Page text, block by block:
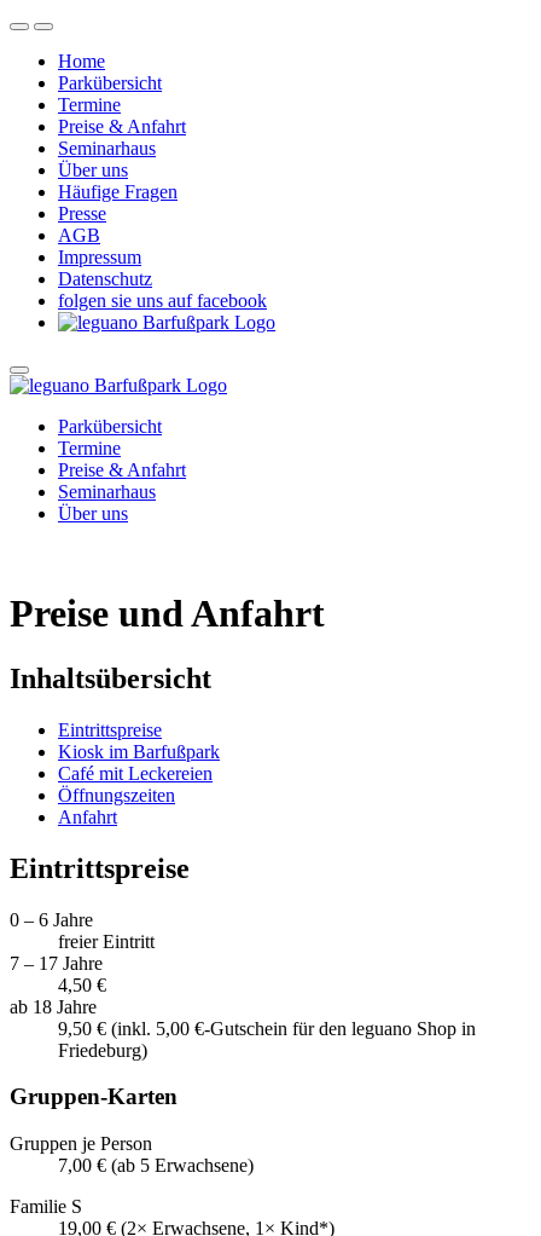
Home
Parkübersicht
Termine
Preise & Anfahrt
Seminarhaus
Über uns
Häufige Fragen
Presse
AGB
Impressum
Datenschutz
folgen sie uns auf facebook
Parkübersicht
Termine
Preise & Anfahrt
Seminarhaus
Über uns
Preise und Anfahrt
Inhaltsübersicht
Eintrittspreise
Kiosk im Barfußpark
Café mit Leckereien
Öffnungszeiten
Anfahrt
Eintrittspreise
0 – 6 Jahre
freier Eintritt
7 – 17 Jahre
4,50 €
ab 18 Jahre
9,50 € (inkl. 5,00 €-Gutschein für den leguano Shop in
Friedeburg)
Gruppen-Karten
Gruppen je Person
7,00 € (ab 5 Erwachsene)
Familie S
19,00 € (2× Erwachsene, 1× Kind*)